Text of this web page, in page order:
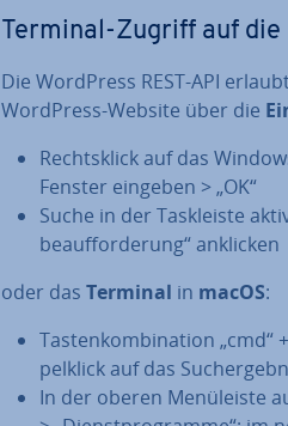
Terminal-Zugriff auf die
Die WordPress REST-API
WordPress-Website über die
Rechts­klick auf das
Fenster eingeben > „OK“
Suche in der Task­leis­te
be­auf­for­de­rung“ anklicken
oder das Terminal in macOS:
Tas­ten­kom­bi­na­ti­on „cmd“
pel­klick auf das
In der oberen Me­nü­leis­te